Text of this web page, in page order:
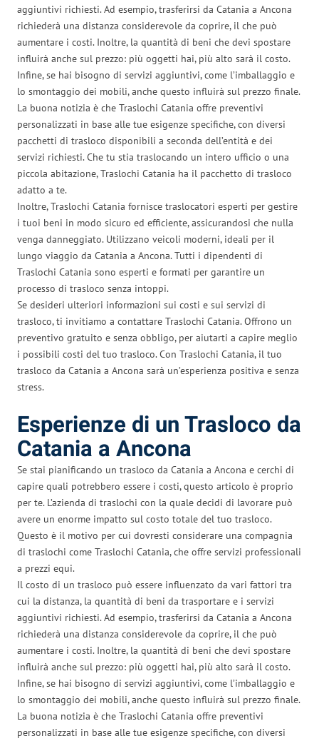
aggiuntivi richiesti. Ad esempio, trasferirsi da Catania a Ancona
richiederà una distanza considerevole da coprire, il che può
aumentare i costi. Inoltre, la quantità di beni che devi spostare
influirà anche sul prezzo: più oggetti hai, più alto sarà il costo.
Infine, se hai bisogno di servizi aggiuntivi, come l’imballaggio e
lo smontaggio dei mobili, anche questo influirà sul prezzo finale.
La buona notizia è che Traslochi Catania offre preventivi
personalizzati in base alle tue esigenze specifiche, con diversi
pacchetti di trasloco disponibili a seconda dell’entità e dei
servizi richiesti. Che tu stia traslocando un intero ufficio o una
piccola abitazione, Traslochi Catania ha il pacchetto di trasloco
adatto a te.
Inoltre, Traslochi Catania fornisce traslocatori esperti per gestire
i tuoi beni in modo sicuro ed efficiente, assicurandosi che nulla
venga danneggiato. Utilizzano veicoli moderni, ideali per il
lungo viaggio da Catania a Ancona. Tutti i dipendenti di
Traslochi Catania sono esperti e formati per garantire un
processo di trasloco senza intoppi.
Se desideri ulteriori informazioni sui costi e sui servizi di
trasloco, ti invitiamo a contattare Traslochi Catania. Offrono un
preventivo gratuito e senza obbligo, per aiutarti a capire meglio
i possibili costi del tuo trasloco. Con Traslochi Catania, il tuo
trasloco da Catania a Ancona sarà un’esperienza positiva e senza
stress.
Esperienze di un Trasloco da
Catania a Ancona
Se stai pianificando un trasloco da Catania a Ancona e cerchi di
capire quali potrebbero essere i costi, questo articolo è proprio
per te. L’azienda di traslochi con la quale decidi di lavorare può
avere un enorme impatto sul costo totale del tuo trasloco.
Questo è il motivo per cui dovresti considerare una compagnia
di traslochi come Traslochi Catania, che offre servizi professionali
a prezzi equi.
Il costo di un trasloco può essere influenzato da vari fattori tra
cui la distanza, la quantità di beni da trasportare e i servizi
aggiuntivi richiesti. Ad esempio, trasferirsi da Catania a Ancona
richiederà una distanza considerevole da coprire, il che può
aumentare i costi. Inoltre, la quantità di beni che devi spostare
influirà anche sul prezzo: più oggetti hai, più alto sarà il costo.
Infine, se hai bisogno di servizi aggiuntivi, come l’imballaggio e
lo smontaggio dei mobili, anche questo influirà sul prezzo finale.
La buona notizia è che Traslochi Catania offre preventivi
personalizzati in base alle tue esigenze specifiche, con diversi